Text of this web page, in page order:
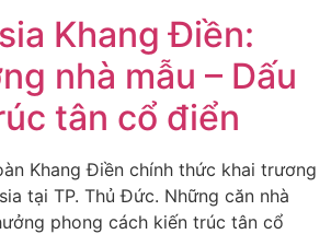
Khang Điền:
nhà mẫu – Dấu
tân cổ điển
Khang Điền chính thức khai trương
tại TP. Thủ Đức. Những căn nhà
phong cách kiến trúc tân cổ